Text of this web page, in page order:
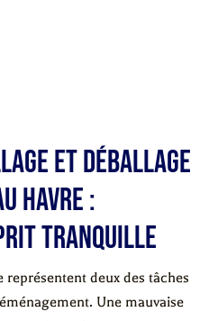
et déballage
Havre :
tranquille
représentent deux des tâches
Une mauvaise